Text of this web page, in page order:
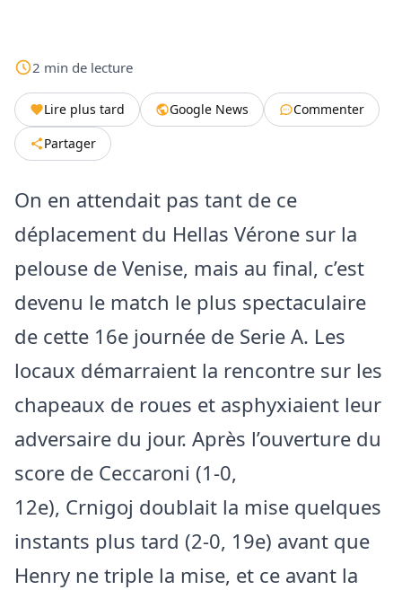
2 min de lecture
Lire plus tard Google News
Commenter
Partager
On en attendait pas tant de ce
déplacement du Hellas Vérone sur la
pelouse de Venise, mais au final, c’est
devenu le match le plus spectaculaire
de cette 16e journée de Serie A. Les
locaux démarraient la rencontre sur les
chapeaux de roues et asphyxiaient leur
adversaire du jour. Après l’ouverture du
score de Ceccaroni (1-0,
12e), Crnigoj doublait la mise quelques
instants plus tard (2-0, 19e) avant que
Henry ne triple la mise, et ce avant la